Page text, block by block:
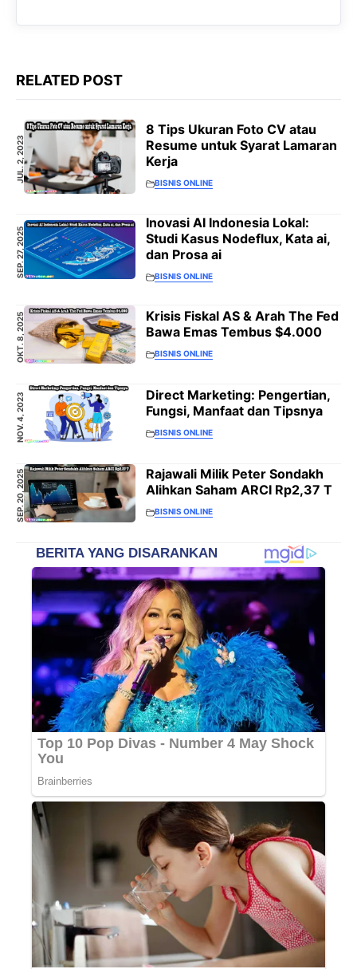
RELATED POST
JUL. 2, 2023
8 Tips Ukuran Foto CV atau
Resume untuk Syarat Lamaran
Kerja
BISNIS ONLINE
SEP. 27, 2025
Inovasi AI Indonesia Lokal:
Studi Kasus Nodeflux, Kata ai,
dan Prosa ai
BISNIS ONLINE
OKT. 8, 2025
Krisis Fiskal AS & Arah The Fed
Bawa Emas Tembus $4.000
BISNIS ONLINE
NOV. 4, 2023
Direct Marketing: Pengertian,
Fungsi, Manfaat dan Tipsnya
BISNIS ONLINE
SEP. 20, 2025
Rajawali Milik Peter Sondakh
Alihkan Saham ARCI Rp2,37 T
BISNIS ONLINE